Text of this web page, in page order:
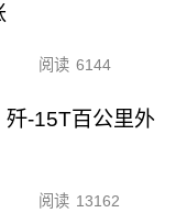
阅读 6144
歼-15T百公里外
阅读 13162